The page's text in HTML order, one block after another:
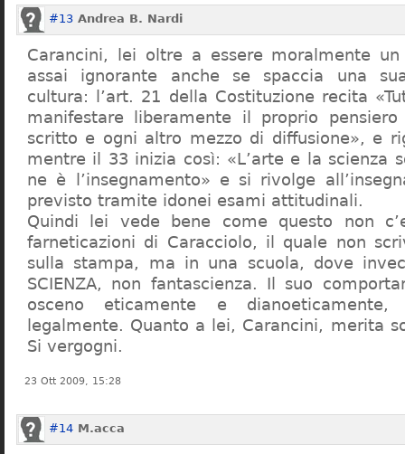
#13 Andrea B. Nardi
Carancini, lei oltre a essere moralmente
assai ignorante anche se spaccia una
cultura: l’art. 21 della Costituzione recita
manifestare liberamente il proprio
scritto e ogni altro mezzo di diffusione», e
mentre il 33 inizia così: «L’arte e la scienza
ne è l’insegnamento» e si rivolge
previsto tramite idonei esami attitudinali.
Quindi lei vede bene come questo non
farneticazioni di Caracciolo, il quale non
sulla stampa, ma in una scuola, dove
SCIENZA, non fantascienza. Il suo
osceno eticamente e dianoeticamente,
legalmente. Quanto a lei, Carancini, merita
Si vergogni.
23 Ott 2009, 15:28
#14 M.acca